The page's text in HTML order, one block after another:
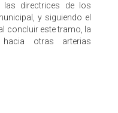
las directrices de los
y siguiendo el
concluir este tramo, la
hacia otras arterias